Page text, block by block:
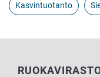
Kasvintuotanto